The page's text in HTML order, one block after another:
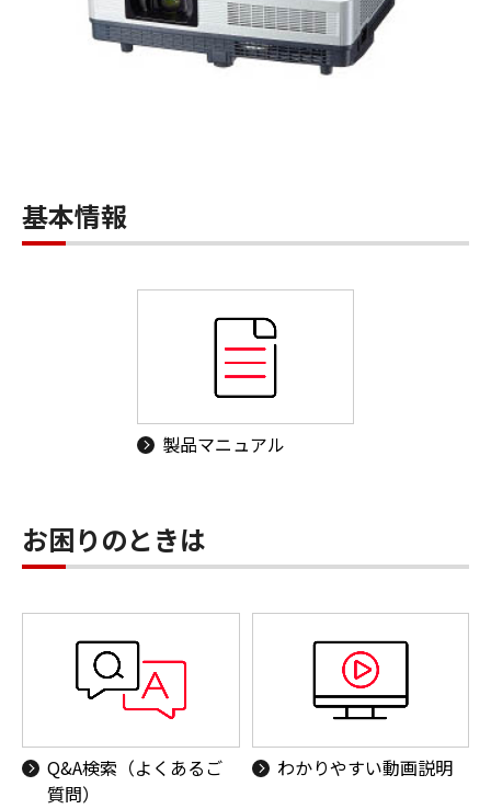
基本情報
製品マニュアル
お困りのときは
Q&A検索（よくあるご
質問）
わかりやすい動画説明